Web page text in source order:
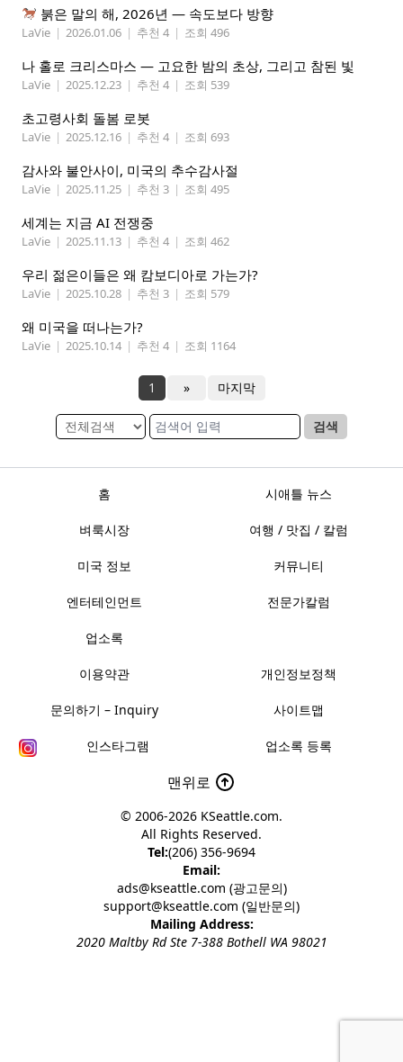
붉은 말의 해, 2026년 — 속도보다 방향
LaVie | 2026.01.06 | 추천 4 | 조회 496
나 홀로 크리스마스 — 고요한 밤의 초상, 그리고 참된 빛
LaVie | 2025.12.23 | 추천 4 | 조회 539
초고령사회 돌봄 로봇
LaVie | 2025.12.16 | 추천 4 | 조회 693
감사와 불안사이, 미국의 추수감사절
LaVie | 2025.11.25 | 추천 3 | 조회 495
세계는 지금 AI 전쟁중
LaVie | 2025.11.13 | 추천 4 | 조회 462
우리 젊은이들은 왜 캄보디아로 가는가?
LaVie | 2025.10.28 | 추천 3 | 조회 579
왜 미국을 떠나는가?
LaVie | 2025.10.14 | 추천 4 | 조회 1164
1 » 마지막
검색
홈 시애틀 뉴스
벼룩시장 여행 / 맛집 / 칼럼
미국 정보 커뮤니티
엔터테인먼트 전문가칼럼
업소록
이용약관 개인정보정책
문의하기 – Inquiry 사이트맵
인스타그램 업소록 등록
맨위로
© 2006-2026 KSeattle.com.
All Rights Reserved.
Tel:(206) 356-9694
Email:
ads@kseattle.com (광고문의)
support@kseattle.com (일반문의)
Mailing Address:
2020 Maltby Rd Ste 7-388 Bothell WA 98021